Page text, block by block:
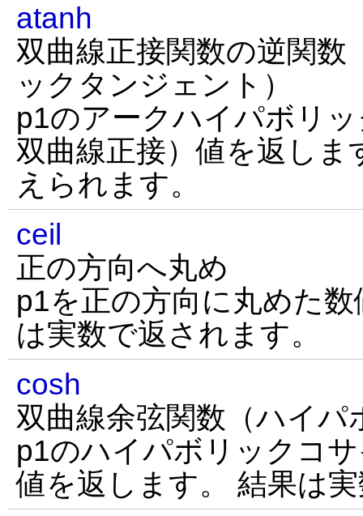
atanh
双曲線正接関数の逆関数
ックタンジェント）
p1のアークハイパボリ
双曲線正接）値を返しま
えられます。
ceil
正の方向へ丸め
p1を正の方向に丸めた
は実数で返されます。
cosh
双曲線余弦関数（ハイ
p1のハイパボリックコ
値を返します。 結果は